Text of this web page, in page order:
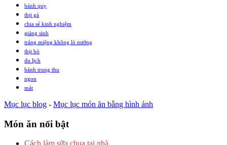
bánh quy
thịt gà
chia sẻ kinh nghiệm
giáng sinh
tráng miệng không lò nướng
thịt bò
du lịch
bánh trung thu
ngon
mát
Mục lục blog - Mục lục món ăn bằng hình ảnh
Món ăn nổi bật